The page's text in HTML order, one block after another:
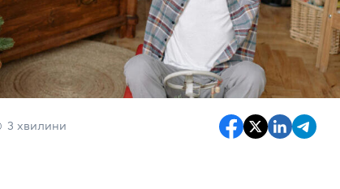
3 хвилини